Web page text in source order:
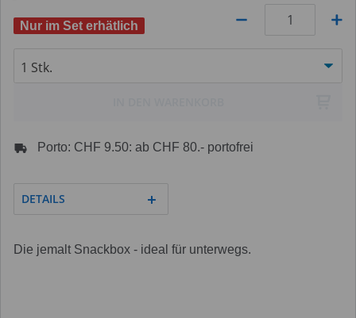
Nur im Set erhätlich
Porto: CHF 9.50: ab CHF 80.- portofrei
DETAILS
Die jemalt Snackbox - ideal für unterwegs.